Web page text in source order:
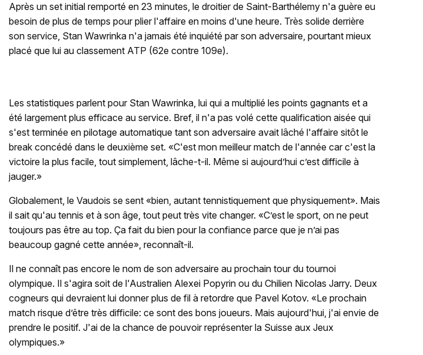
Après un set initial remporté en 23 minutes, le droitier de Saint-Barthélemy n'a guère eu
besoin de plus de temps pour plier l'affaire en moins d'une heure. Très solide derrière
son service, Stan Wawrinka n'a jamais été inquiété par son adversaire, pourtant mieux
placé que lui au classement ATP (62e contre 109e).
Les statistiques parlent pour Stan Wawrinka, lui qui a multiplié les points gagnants et a
été largement plus efficace au service. Bref, il n'a pas volé cette qualification aisée qui
s'est terminée en pilotage automatique tant son adversaire avait lâché l'affaire sitôt le
break concédé dans le deuxième set. «C'est mon meilleur match de l'année car c'est la
victoire la plus facile, tout simplement, lâche-t-il. Même si aujourd’hui c’est difficile à
jauger.»
Globalement, le Vaudois se sent «bien, autant tennistiquement que physiquement». Mais
il sait qu'au tennis et à son âge, tout peut très vite changer. «C’est le sport, on ne peut
toujours pas être au top. Ça fait du bien pour la confiance parce que je n’ai pas
beaucoup gagné cette année», reconnaît-il.
Il ne connaît pas encore le nom de son adversaire au prochain tour du tournoi
olympique. Il s'agira soit de l'Australien Alexei Popyrin ou du Chilien Nicolas Jarry. Deux
cogneurs qui devraient lui donner plus de fil à retordre que Pavel Kotov. «Le prochain
match risque d’être très difficile: ce sont des bons joueurs. Mais aujourd'hui, j'ai envie de
prendre le positif. J'ai de la chance de pouvoir représenter la Suisse aux Jeux
olympiques.»